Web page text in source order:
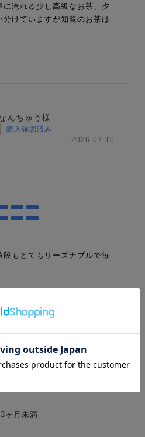
淹れる少し高級なお茶、夕
けていますが知覧のお茶は
んちゅう様
購入確認済み
2026-07-10
段もとてもリーズナブルで毎
購入者様
購入確認済み
ヶ月未満